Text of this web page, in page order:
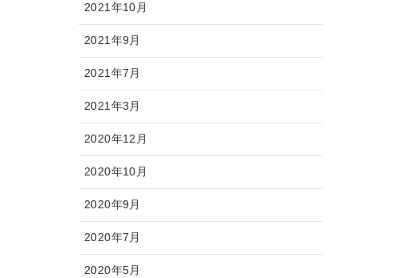
2021年10月
2021年9月
2021年7月
2021年3月
2020年12月
2020年10月
2020年9月
2020年7月
2020年5月